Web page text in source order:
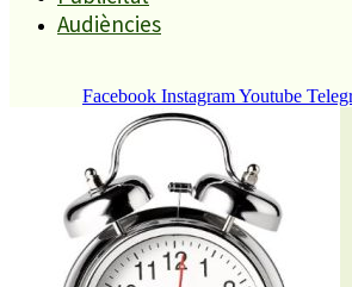
Audiències
Facebook InstagramYoutube
REDACCIÓ
Una persona ha resultat ferida
al matí per inhalació de fum i
segon grau en l’incendi d’un
Folch i Torres del barri de Sant Lluís.